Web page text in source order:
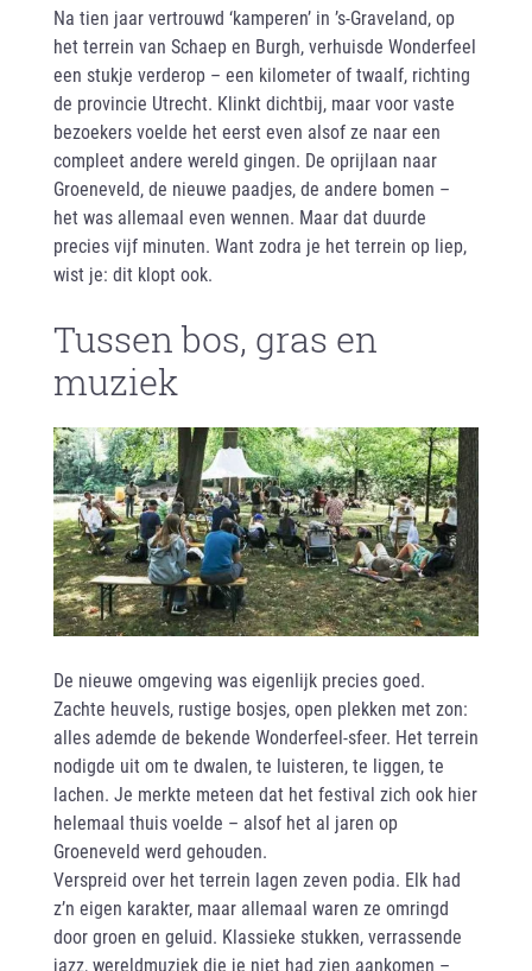
Na tien jaar vertrouwd ‘kamperen’ in ’s-Graveland, op
het terrein van Schaep en Burgh, verhuisde Wonderfeel
een stukje verderop – een kilometer of twaalf, richting
de provincie Utrecht. Klinkt dichtbij, maar voor vaste
bezoekers voelde het eerst even alsof ze naar een
compleet andere wereld gingen. De oprijlaan naar
Groeneveld, de nieuwe paadjes, de andere bomen –
het was allemaal even wennen. Maar dat duurde
precies vijf minuten. Want zodra je het terrein op liep,
wist je: dit klopt ook.
Tussen bos, gras en
muziek
De nieuwe omgeving was eigenlijk precies goed.
Zachte heuvels, rustige bosjes, open plekken met zon:
alles ademde de bekende Wonderfeel-sfeer. Het terrein
nodigde uit om te dwalen, te luisteren, te liggen, te
lachen. Je merkte meteen dat het festival zich ook hier
helemaal thuis voelde – alsof het al jaren op
Groeneveld werd gehouden.
Verspreid over het terrein lagen zeven podia. Elk had
z’n eigen karakter, maar allemaal waren ze omringd
door groen en geluid. Klassieke stukken, verrassende
jazz, wereldmuziek die je niet had zien aankomen –